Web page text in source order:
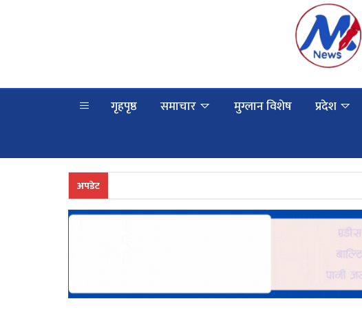
गृहपृष्ठ समाचार मुग्लान विशेष प्रदेश
अपडेट